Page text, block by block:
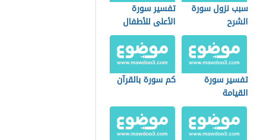
سبب نزول سورة
الشرح
تفسير سورة
الأعلى للأطفال
تفسير سورة
القيامة
كم سورة بالقرآن